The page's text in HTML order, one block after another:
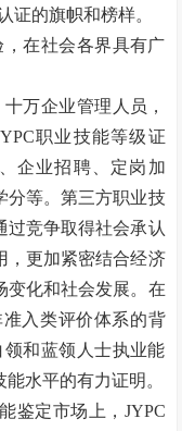
证的旗帜和榜样。
在社会各界具有广
万企业管理人员，
职业技能等级证
企业招聘、定岗加
分等。第三方职业技
过竞争取得社会承认
，更加紧密结合经济
变化和社会发展。在
入类评价体系的背
和蓝领人士执业能
水平的有力证明。
鉴定市场上， JYPC